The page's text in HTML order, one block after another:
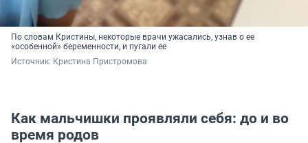
По словам Кристины, некоторые врачи ужасались, узнав о ее
«особенной» беременности, и пугали ее
Источник: Кристина Пристромова
Как мальчишки проявляли себя: до и во
время родов